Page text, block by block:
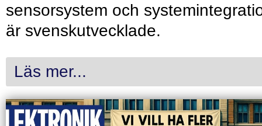
sensorsystem och
är svenskutvecklade.
Läs mer...